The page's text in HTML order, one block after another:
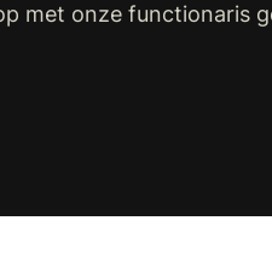
met onze functionaris